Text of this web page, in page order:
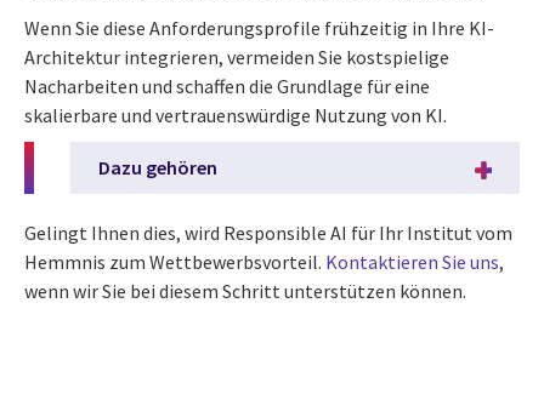
Wenn Sie diese Anforderungsprofile frühzeitig in Ihre KI-
Architektur integrieren, vermeiden Sie kostspielige
Nacharbeiten und schaffen die Grundlage für eine
skalierbare und vertrauenswürdige Nutzung von KI.
Dazu gehören
Gelingt Ihnen dies, wird Responsible AI für Ihr Institut vom
Hemmnis zum Wettbewerbsvorteil. Kontaktieren Sie uns,
wenn wir Sie bei diesem Schritt unterstützen können.